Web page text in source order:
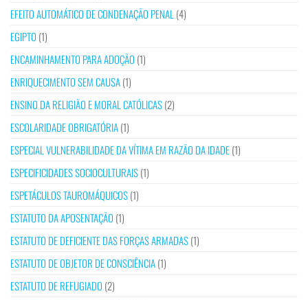
EFEITO AUTOMÁTICO DE CONDENAÇÃO PENAL (4)
EGIPTO (1)
ENCAMINHAMENTO PARA ADOÇÃO (1)
ENRIQUECIMENTO SEM CAUSA(1)
ENSINO DA RELIGIÃO E MORAL CATÓLICAS(2)
ESCOLARIDADE OBRIGATÓRIA(1)
ESPECIAL VULNERABILIDADE DA VÍTIMA EM RAZÃO DA IDADE(1)
ESPECIFICIDADES SOCIOCULTURAIS(1)
ESPETÁCULOS TAUROMÁQUICOS(1)
ESTATUTO DA APOSENTAÇÃO (1)
ESTATUTO DE DEFICIENTE DAS FORÇAS ARMADAS(1)
ESTATUTO DE OBJETOR DE CONSCIÊNCIA(1)
ESTATUTO DE REFUGIADO (2)